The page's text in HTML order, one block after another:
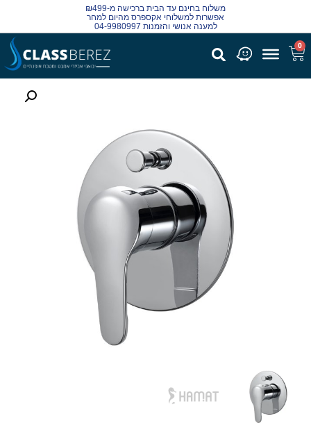
משלוח בחינם עד הבית ברכישה מ-₪499
אפשרות למשלוחי אקספרס מהיום למחר
למענה אנושי והזמנות 04-9980997
0